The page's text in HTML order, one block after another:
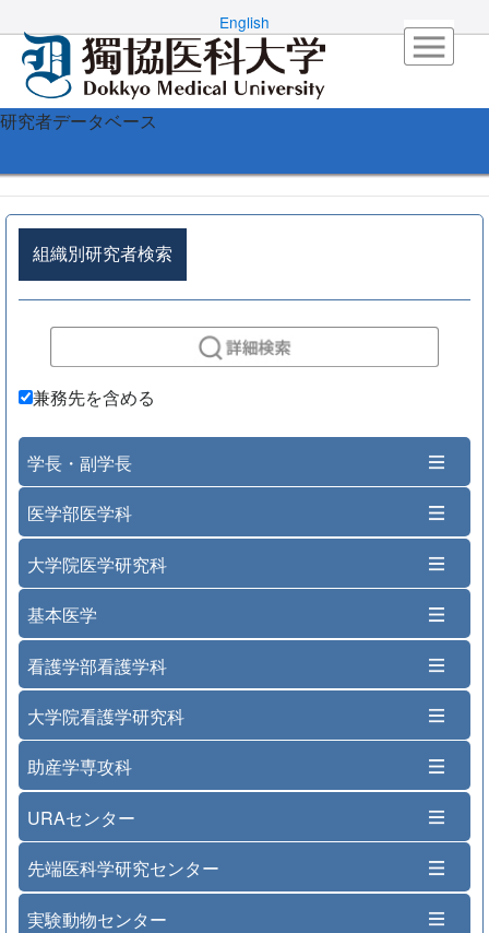
English
研究者データベース
組織別研究者検索
兼務先を含める
学長・副学長
医学部医学科
大学院医学研究科
基本医学
看護学部看護学科
大学院看護学研究科
助産学専攻科
URAセンター
先端医科学研究センター
実験動物センター